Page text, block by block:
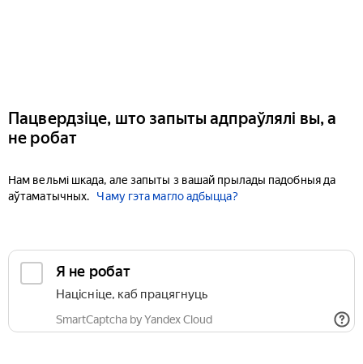
Пацвердзіце, што запыты адпраўлялі вы, а
не робат
Нам вельмі шкада, але запыты з вашай прылады падобныя да
аўтаматычных.
Чаму гэта магло адбыцца?
Я не робат
Націсніце, каб працягнуць
SmartCaptcha by Yandex Cloud